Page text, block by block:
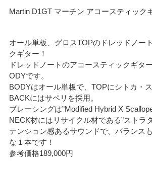
Martin D1GT マーチン アコースティック
オール単板、グロスTOPのドレッドノー
クギター！
ドレッドノートのアコースティックギタ
ODYです。
BODYはオール単板で、TOPにシトカ・
BACKにはサペリを採用。
ブレーシングは”Modified Hybrid X
NECK材にはリサイクル材である”ストラ
テンション感あるサウンドで、バランス
な１本です！
参考価格189,000円